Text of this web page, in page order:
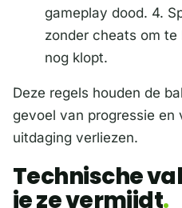
gameplay dood. 4.
zonder cheats om
nog klopt.
Deze regels houden de
gevoel van progressie en
uitdaging verliezen.
Technische
je ze vermijdt